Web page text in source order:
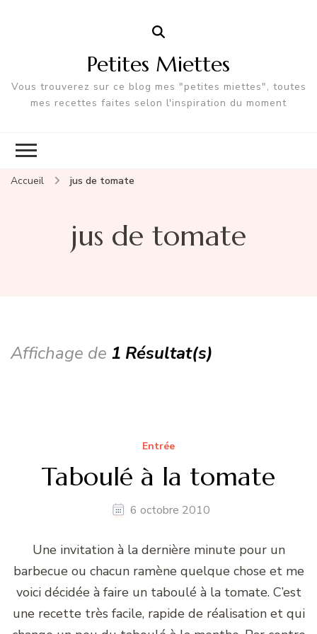
Petites Miettes
Vous trouverez sur ce blog mes "petites miettes", toutes
mes recettes faites selon l'inspiration du moment
Accueil jus de tomate
jus de tomate
Affichage de 1 Résultat(s)
Entrée
Taboulé à la tomate
6 octobre 2010
Une invitation à la dernière minute pour un
barbecue ou chacun ramène quelque chose et me
voici décidée à faire un taboulé à la tomate. C’est
une recette très facile, rapide de réalisation et qui